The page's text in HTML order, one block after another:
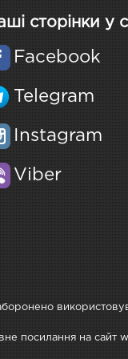
сторінки у
Facebook
Telegram
Instagram
Viber
посилання на сайт